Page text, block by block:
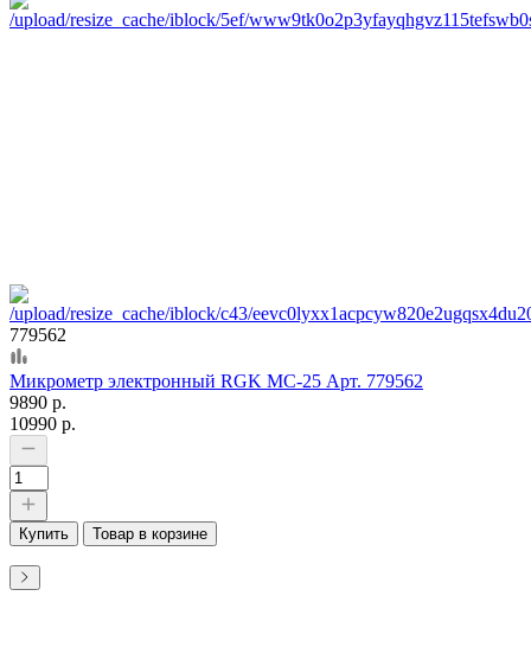
779562
Микрометр электронный RGK MC-25 Арт. 779562
9890 р.
10990 р.
Купить Товар в корзине